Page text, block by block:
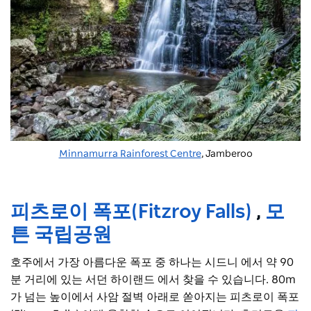
Minnamurra Rainforest Centre, Jamberoo
피츠로이 폭포(Fitzroy Falls) , 모
튼 국립공원
호주에서 가장 아름다운 폭포 중 하나는 시드니 에서 약 90
분 거리에 있는 서던 하이랜드 에서 찾을 수 있습니다. 80m
가 넘는 높이에서 사암 절벽 아래로 쏟아지는 피츠로이 폭포